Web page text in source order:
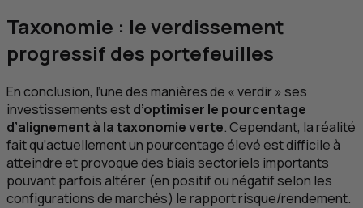
Taxonomie : le verdissement
progressif des portefeuilles
En conclusion, l’une des manières de « verdir » ses
investissements estd’optimiser le pourcentage
d’alignement à la taxonomie verte. Cependant, la réalité
fait qu’actuellement un pourcentage élevé est difficile à
atteindre et provoque des biais sectoriels importants
pouvant parfois altérer (en positif ou négatif selon les
configurations de marchés) le rapport risque/rendement.